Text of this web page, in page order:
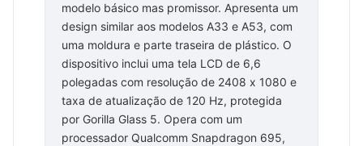
modelo básico mas promissor. Apresenta um
design similar aos modelos A33 e A53, com
uma moldura e parte traseira de plástico. O
dispositivo inclui uma tela LCD de 6,6
polegadas com resolução de 2408 x 1080 e
taxa de atualização de 120 Hz, protegida
por Gorilla Glass 5. Opera com um
processador Qualcomm Snapdragon 695,